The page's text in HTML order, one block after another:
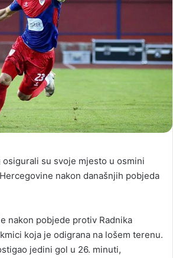
su svoje mjesto u osmini
nakon današnjih pobjeda
nakon pobjede protiv Radnika
koja je odigrana na lošem terenu.
jedini gol u 26. minuti,